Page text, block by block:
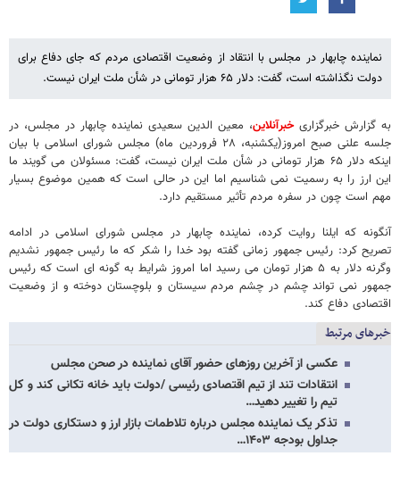
نماینده چابهار در مجلس با انتقاد از وضعیت اقتصادی مردم که جای دفاع برای
دولت نگذاشته است، گفت: دلار ۶۵ هزار تومانی در شأن ملت ایران نیست.
به گزارش خبرگزاریخبرآنلاین، معین الدین سعیدی نماینده چابهار در مجلس، در
جلسه علنی صبح امروز(یکشنبه، ۲۸ فروردین ماه) مجلس شورای اسلامی با بیان
اینکه دلار ۶۵ هزار تومانی در شأن ملت ایران نیست، گفت: مسئولان می گویند ما
این ارز را به رسمیت نمی شناسیم اما این در حالی است که همین موضوع بسیار
مهم است چون در سفره مردم تأثیر مستقیم دارد.
آنگونه که ایلنا روایت کرده، نماینده چابهار در مجلس شورای اسلامی در ادامه
تصریح کرد: رئیس جمهور زمانی گفته بود خدا را شکر که ما رئیس جمهور نشدیم
وگرنه دلار به ۵ هزار تومان می رسید اما امروز شرایط به گونه ای است که رئیس
جمهور نمی تواند چشم در چشم مردم سیستان و بلوچستان دوخته و از وضعیت
اقتصادی دفاع کند.
خبرهای مرتبط
عکسی از آخرین روزهای حضور آقای نماینده در صحن مجلس
انتقادات تند از تیم اقتصادی رئیسی /دولت باید خانه تکانی کند و کل
تیم را تغییر دهید…
تذکر یک نماینده مجلس درباره تلاطمات بازار ارز و دستکاری دولت در
جداول بودجه ۱۴۰۳…